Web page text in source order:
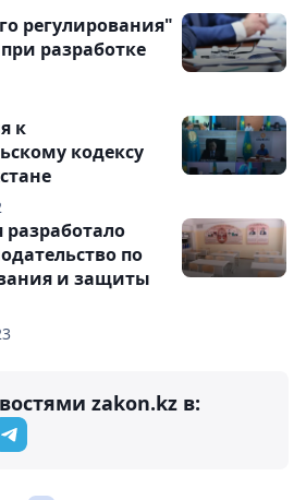
регулирования"
разработке
к
кодексу
по
и защиты
zakon.kz в: